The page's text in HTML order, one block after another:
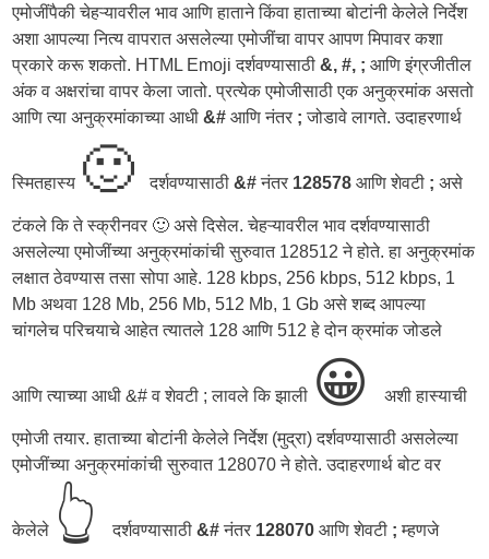
एमोजींपैकी चेहऱ्यावरील भाव आणि हाताने किंवा हाताच्या बोटांनी केलेले निर्देश
अशा आपल्या नित्य वापरात असलेल्या एमोजींचा वापर आपण मिपावर कशा
प्रकारे करू शकतो. HTML Emoji दर्शवण्यासाठी&, #, ; आणि इंग्रजीतील
अंक व अक्षरांचा वापर केला जातो. प्रत्येक एमोजीसाठी एक अनुक्रमांक असतो
आणि त्या अनुक्रमांकाच्या आधी&# आणि नंतर ; जोडावे लागते. उदाहरणार्थ
स्मितहास्य 🙂दर्शवण्यासाठी&#नंतर 128578 आणि शेवटी ;असे
टंकले कि ते स्क्रीनवर 🙂 असे दिसेल. चेहऱ्यावरील भाव दर्शवण्यासाठी
असलेल्या एमोजींच्या अनुक्रमांकांची सुरुवात 128512 ने होते. हा अनुक्रमांक
लक्षात ठेवण्यास तसा सोपा आहे. 128 kbps, 256 kbps, 512 kbps, 1
Mb अथवा 128 Mb, 256 Mb, 512 Mb, 1 Gb असे शब्द आपल्या
चांगलेच परिचयाचे आहेत त्यातले 128 आणि 512 हे दोन क्रमांक जोडले
आणि त्याच्या आधी &# व शेवटी ; लावले कि झाली 😀अशी हास्याची
एमोजी तयार. हाताच्या बोटांनी केलेले निर्देश (मुद्रा) दर्शवण्यासाठी असलेल्या
एमोजींच्या अनुक्रमांकांची सुरुवात 128070 ने होते. उदाहरणार्थ बोट वर
केलेले 👆दर्शवण्यासाठी&#नंतर 128070 आणि शेवटी ;म्हणजे